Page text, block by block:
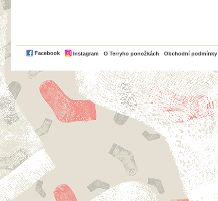
Facebook Instagram O Terryho ponožkách Obchodní podmínky
PayPal